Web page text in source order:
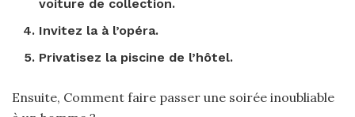
voiture de collection.
Invitez la à l’opéra.
Privatisez la piscine de l’hôtel.
Ensuite, Comment faire passer une soirée inoubliable